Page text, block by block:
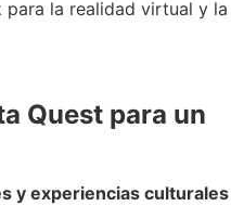
para la realidad virtual y la
Quest para un
y experiencias culturales